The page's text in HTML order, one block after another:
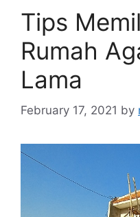
Tips
Rumah
Lama
February 17, 2021 by